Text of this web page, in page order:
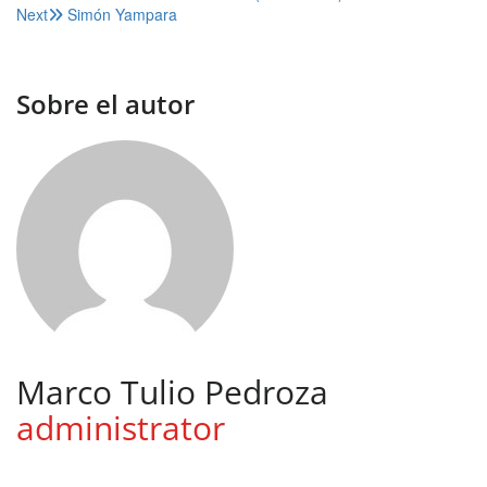
de
Next
Simón Yampara
Sobre el autor
Marco Tulio Pedroza
administrator